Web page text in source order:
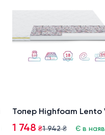
Топер Highfoam Lento
1 748 ₴1 942₴ Є в